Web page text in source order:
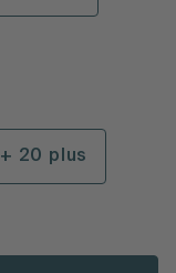
+ 20 plus